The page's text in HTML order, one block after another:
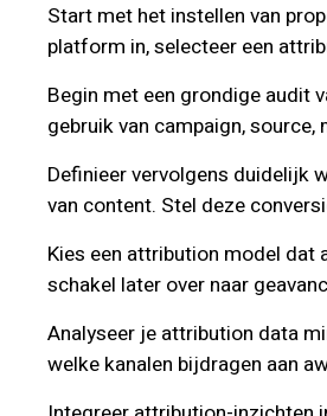
Start met het instellen van
platform in, selecteer een
Begin met een grondige audit
gebruik van campaign,
Definieer vervolgens duidelijk
van content. Stel deze
Kies een attribution model dat
schakel later over naar
Analyseer je attribution data
welke kanalen bijdragen aan